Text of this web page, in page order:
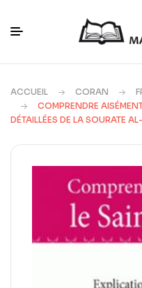
ACCUEIL CORAN
COMPRENDRE
DÉTAILLÉES DE LA SOURATE